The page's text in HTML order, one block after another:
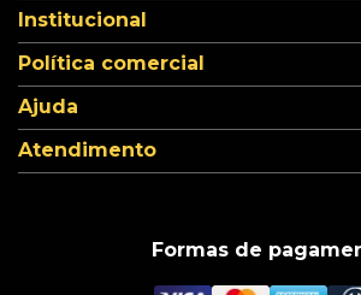
Institucional
Política comercial
Ajuda
Atendimento
Formas de